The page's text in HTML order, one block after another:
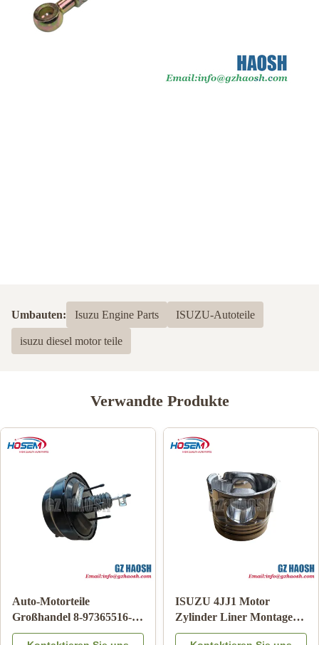
Umbauten: Isuzu Engine Parts ISUZU-Autoteile
isuzu diesel motor teile
Verwandte Produkte
Auto-Karosserieteile
95486109 AUSTÄTZUNG
Chevrolet Airbag Uhr
Echter Japanischer
Schalthebelkasten OE-
Nummer 8-98219761-0 für